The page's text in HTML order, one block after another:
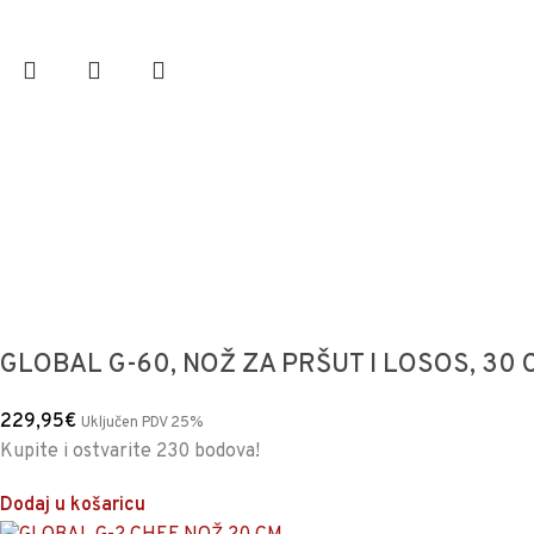
GLOBAL G-60, NOŽ ZA PRŠUT I LOSOS, 30
229,95€ Uključen PDV 25%
Kupite i ostvarite 230 bodova!
Dodaj u košaricu